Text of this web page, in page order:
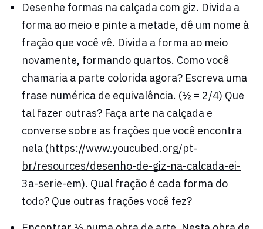
Desenhe formas na calçada com giz. Divida a
forma ao meio e pinte a metade, dê um nome à
fração que você vê. Divida a forma ao meio
novamente, formando quartos. Como você
chamaria a parte colorida agora? Escreva uma
frase numérica de equivalência. (½ = 2/4) Que
tal fazer outras? Faça arte na calçada e
converse sobre as frações que você encontra
nela (https://www.youcubed.org/pt-
br/resources/desenho-de-giz-na-calcada-ei-
3a-serie-em). Qual fração é cada forma do
todo? Que outras frações você fez?